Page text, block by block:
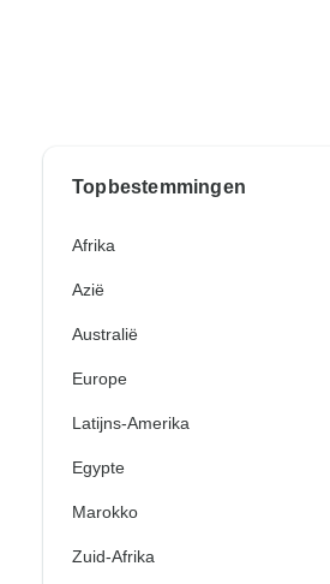
Topbestemmingen
Afrika
Azië
Australië
Europe
Latijns-Amerika
Egypte
Marokko
Zuid-Afrika